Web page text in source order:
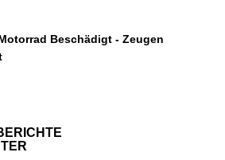
Beschädigt - Zeugen